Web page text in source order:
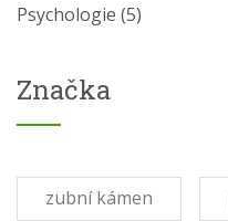
Psychologie (5)
Značka
zubní kámen